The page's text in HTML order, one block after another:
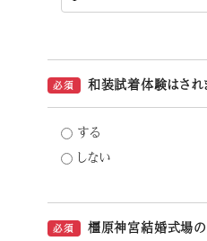
必須 和装試着体験はされ
する
しない
必須
橿原神宮結婚式場